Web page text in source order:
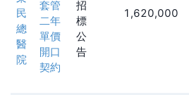
民
總
醫
院
套管
二年
單價
開口
契約
招
標
公
告
1,620,000